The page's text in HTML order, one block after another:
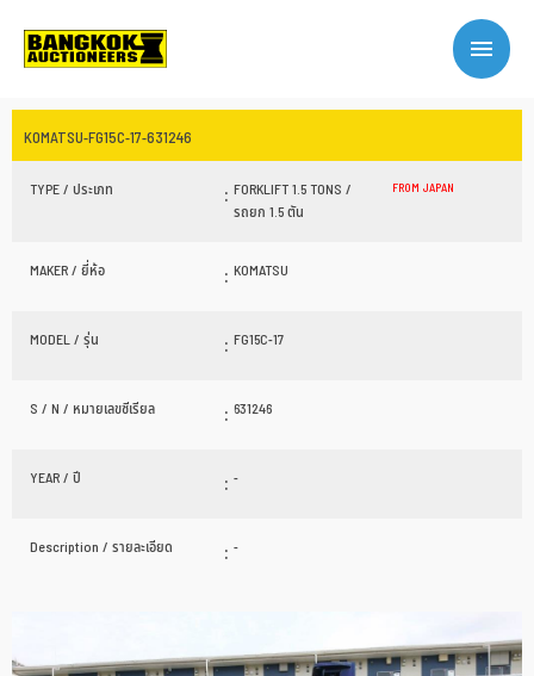
KOMATSU-FG15C-17-631246
TYPE / ประเภท : FORKLIFT 1.5 TONS /
รถยก 1.5 ตัน
FROM JAPAN
MAKER / ยี่ห้อ : KOMATSU
MODEL / รุ่น : FG15C-17
S / N / หมายเลขซีเรียล : 631246
YEAR / ปี : -
Description / รายละเอียด : -